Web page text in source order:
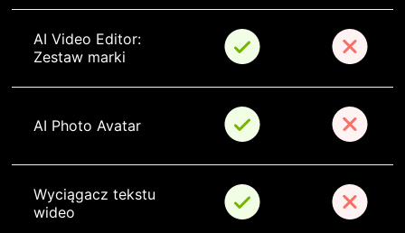
AI Video Editor:
Zestaw marki
AI Photo Avatar
Wyciągacz tekstu
wideo